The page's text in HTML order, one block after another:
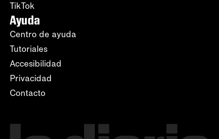
TikTok
Ayuda
Centro de ayuda
Tutoriales
Accesibilidad
Privacidad
Contacto